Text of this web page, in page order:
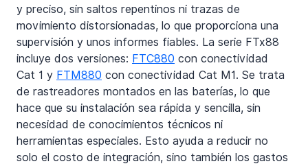
y preciso, sin saltos repentinos ni trazas de
movimiento distorsionadas, lo que proporciona una
supervisión y unos informes fiables. La serie FTx88
incluye dos versiones: FTC880 con conectividad
Cat 1 y FTM880 con conectividad Cat M1. Se trata
de rastreadores montados en las baterías, lo que
hace que su instalación sea rápida y sencilla, sin
necesidad de conocimientos técnicos ni
herramientas especiales. Esto ayuda a reducir no
solo el costo de integración, sino también los gastos